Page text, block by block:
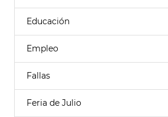
Educación
Empleo
Fallas
Feria de Julio